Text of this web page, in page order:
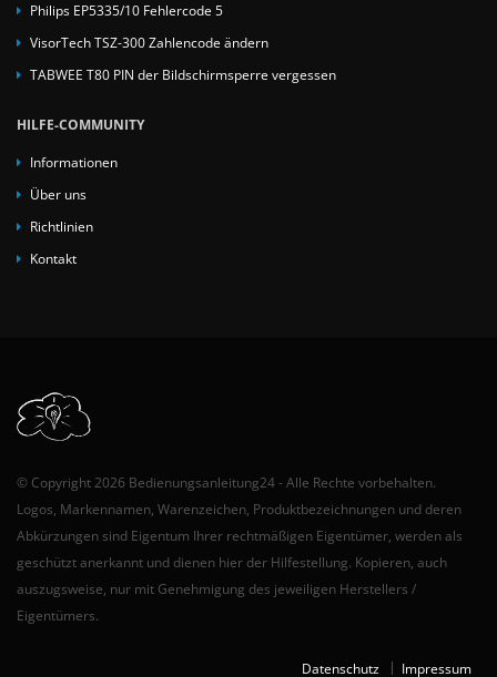
Philips EP5335/10 Fehlercode 5
VisorTech TSZ-300 Zahlencode ändern
TABWEE T80 PIN der Bildschirmsperre vergessen
HILFE-COMMUNITY
Informationen
Über uns
Richtlinien
Kontakt
© Copyright 2026 Bedienungsanleitung24 - Alle Rechte vorbehalten.
Logos, Markennamen, Warenzeichen, Produktbezeichnungen und deren
Abkürzungen sind Eigentum Ihrer rechtmäßigen Eigentümer, werden als
geschützt anerkannt und dienen hier der Hilfestellung. Kopieren, auch
auszugsweise, nur mit Genehmigung des jeweiligen Herstellers /
Eigentümers.
Datenschutz Impressum